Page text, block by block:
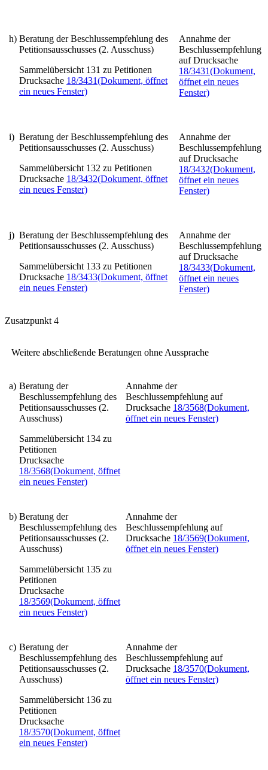
h) Beratung der Beschlussempfehlung des
Petitionsausschusses (2. Ausschuss)
Sammelübersicht 131 zu Petitionen
Drucksache 18/3431(Dokument, öffnet
ein neues Fenster)
Annahme der
Beschlussempfehlung
auf Drucksache
18/3431(Dokument,
öffnet ein neues
Fenster)
i) Beratung der Beschlussempfehlung des
Petitionsausschusses (2. Ausschuss)
Sammelübersicht 132 zu Petitionen
Drucksache 18/3432(Dokument, öffnet
ein neues Fenster)
Annahme der
Beschlussempfehlung
auf Drucksache
18/3432(Dokument,
öffnet ein neues
Fenster)
j) Beratung der Beschlussempfehlung des
Petitionsausschusses (2. Ausschuss)
Sammelübersicht 133 zu Petitionen
Drucksache 18/3433(Dokument, öffnet
ein neues Fenster)
Annahme der
Beschlussempfehlung
auf Drucksache
18/3433(Dokument,
öffnet ein neues
Fenster)
Zusatzpunkt 4
Weitere abschließende Beratungen ohne Aussprache
a) Beratung der
Beschlussempfehlung des
Petitionsausschusses (2.
Ausschuss)
Sammelübersicht 134 zu
Petitionen
Drucksache
18/3568(Dokument, öffnet
ein neues Fenster)
Annahme der
Beschlussempfehlung auf
Drucksache 18/3568(Dokument,
öffnet ein neues Fenster)
b) Beratung der
Beschlussempfehlung des
Petitionsausschusses (2.
Ausschuss)
Sammelübersicht 135 zu
Petitionen
Drucksache
18/3569(Dokument, öffnet
ein neues Fenster)
Annahme der
Beschlussempfehlung auf
Drucksache 18/3569(Dokument,
öffnet ein neues Fenster)
c) Beratung der
Beschlussempfehlung des
Petitionsausschusses (2.
Ausschuss)
Sammelübersicht 136 zu
Petitionen
Drucksache
18/3570(Dokument, öffnet
ein neues Fenster)
Annahme der
Beschlussempfehlung auf
Drucksache 18/3570(Dokument,
öffnet ein neues Fenster)